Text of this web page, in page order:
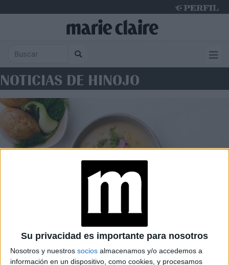
Su privacidad es importante para nosotros
Nosotros y nuestros socios almacenamos y/o accedemos a
información en un dispositivo, como cookies, y procesamos
NOTICIAS DE HINOJO
FOOD
Sopa de papa e hinojo: la
receta reconfortante y
elegante para los días fríos